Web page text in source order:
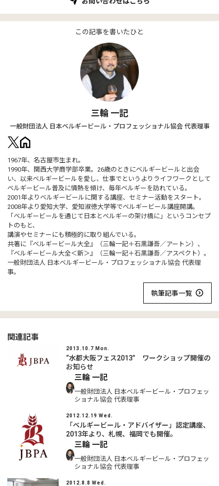
この記事を書いたひと
三輪 一記
一般財団法人 日本ベルギービール・プロフェッショナル協会 代表理事
1967年、名古屋市生まれ。
1990年、関西大学商学部卒業。26歳のときにベルギービールと出会
い、以来ベルギービールを愛し、仕事でというよりライフワークとして
ベルギービール普及に情熱を傾け、毎年ベルギーを訪れている。
2001年よりベルギービールに関する講座、セミナー活動をスタート。
2008年より愛知大学、愛知淑徳大学等でベルギービール講座開講。
「ベルギービールを通じて日本とベルギーの架け橋に」というコンセプ
トのもと、
講演やセミナーにも積極的に取り組んでいる。
共著に『ベルギービール大全』（三輪一記＋石黒謙吾／アートン）、
『ベルギービール大全＜新＞』（三輪一記＋石黒謙吾／アスペクト）。
一般財団法人 日本ベルギービール・プロフェッショナル協会 代表理
事。
執筆記事一覧
関連記事
2013.10.7 Mon.
“水都大阪フェス2013” ワークショップ開催の
お知らせ
三輪 一記
一般財団法人 日本ベルギービール・プロフェッ
ショナル協会 代表理事
2012.12.19 Wed.
「ベルギービール・アドバイザー」認定講座、
2013年より、札幌、福岡でも開催。
三輪 一記
一般財団法人 日本ベルギービール・プロフェッ
ショナル協会 代表理事
2012.8.8 Wed.